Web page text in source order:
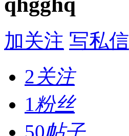
加关注 写私信
2关注
1粉丝
50帖子